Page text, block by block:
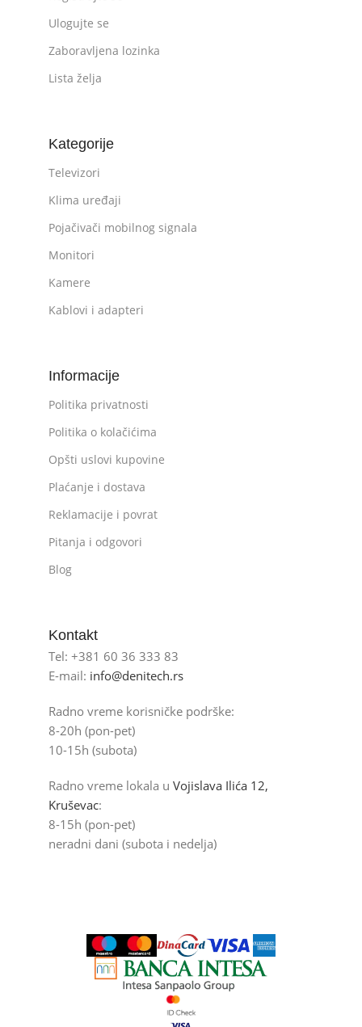
Ulogujte se
Zaboravljena lozinka
Lista želja
Kategorije
Televizori
Klima uređaji
Pojačivači mobilnog signala
Monitori
Kamere
Kablovi i adapteri
Informacije
Politika privatnosti
Politika o kolačićima
Opšti uslovi kupovine
Plaćanje i dostava
Reklamacije i povrat
Pitanja i odgovori
Blog
Kontakt
Tel: +381 60 36 333 83
E-mail: info@denitech.rs
Radno vreme korisničke podrške:
8-20h (pon-pet)
10-15h (subota)
Radno vreme lokala u Vojislava Ilića 12,
Kruševac:
8-15h (pon-pet)
neradni dani (subota i nedelja)